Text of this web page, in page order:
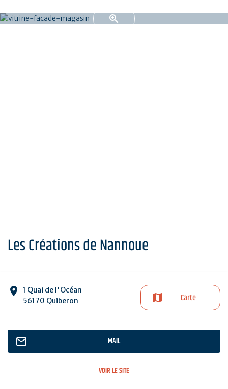
Les Créations de Nannoue
1 Quai de l'Océan
56170 Quiberon
Carte
MAIL
VOIR LE SITE